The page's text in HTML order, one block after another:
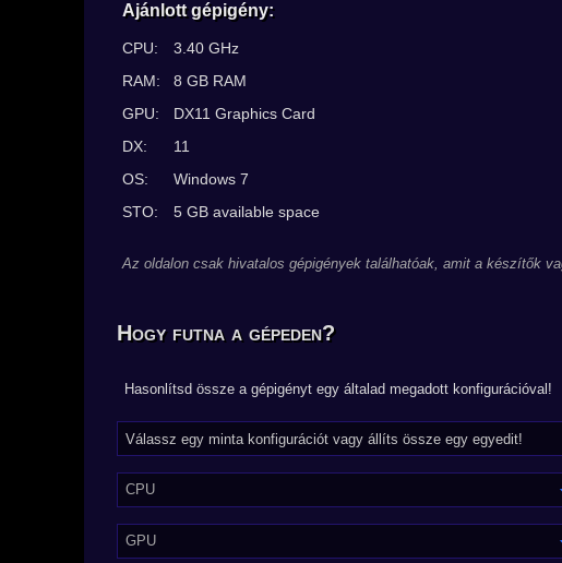
Ajánlott gépigény:
CPU:
3.40 GHz
RAM:
8 GB RAM
GPU:
DX11 Graphics Card
DX:
11
OS:
Windows 7
STO:
5 GB available space
Az oldalon csak hivatalos gépigények találhatóak, amit a készítők
Hogy futna a gépeden?
Hasonlítsd össze a gépigényt egy általad megadott konfigurációval!
CPU
GPU